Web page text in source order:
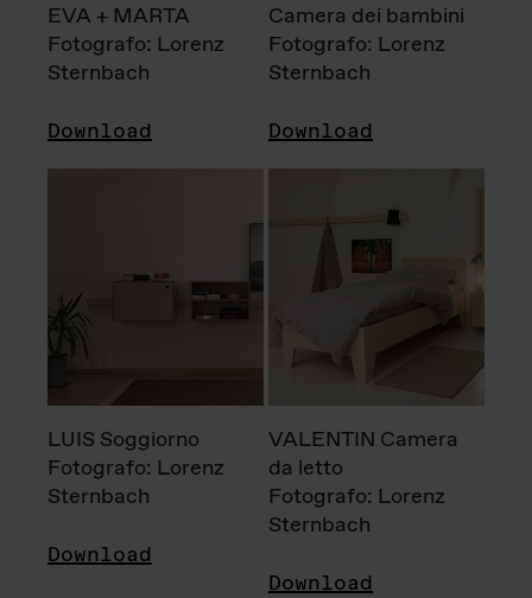
EVA + MARTA
Fotografo: Lorenz
Sternbach
Download
Camera dei bambini
Fotografo: Lorenz
Sternbach
Download
LUIS Soggiorno
Fotografo: Lorenz
Sternbach
Download
VALENTIN Camera
da letto
Fotografo: Lorenz
Sternbach
Download